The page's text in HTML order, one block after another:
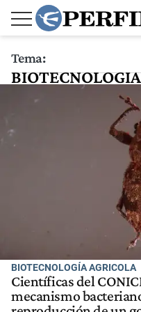
Tema:
BIOTECNOLOGÍA AGRICOLA
Científicas del
mecanismo